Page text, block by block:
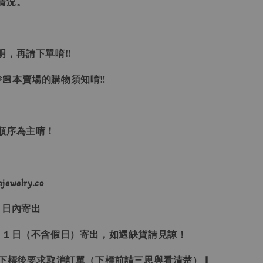
，再請下單唷‼
本賣場的購物須知唷‼
序為主唷！
內寄出
日（不含假日）寄出，如遇缺貨請見諒！
標後要求取消訂單（下標前請三思與看清楚）❙